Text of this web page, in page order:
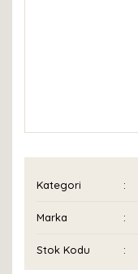
Kategori
Marka
Stok Kodu